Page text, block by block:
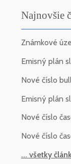
Najnovšie
Známkové
Emisný plán
Nové číslo
Emisný plán
Nové číslo
Nové číslo
... všetky